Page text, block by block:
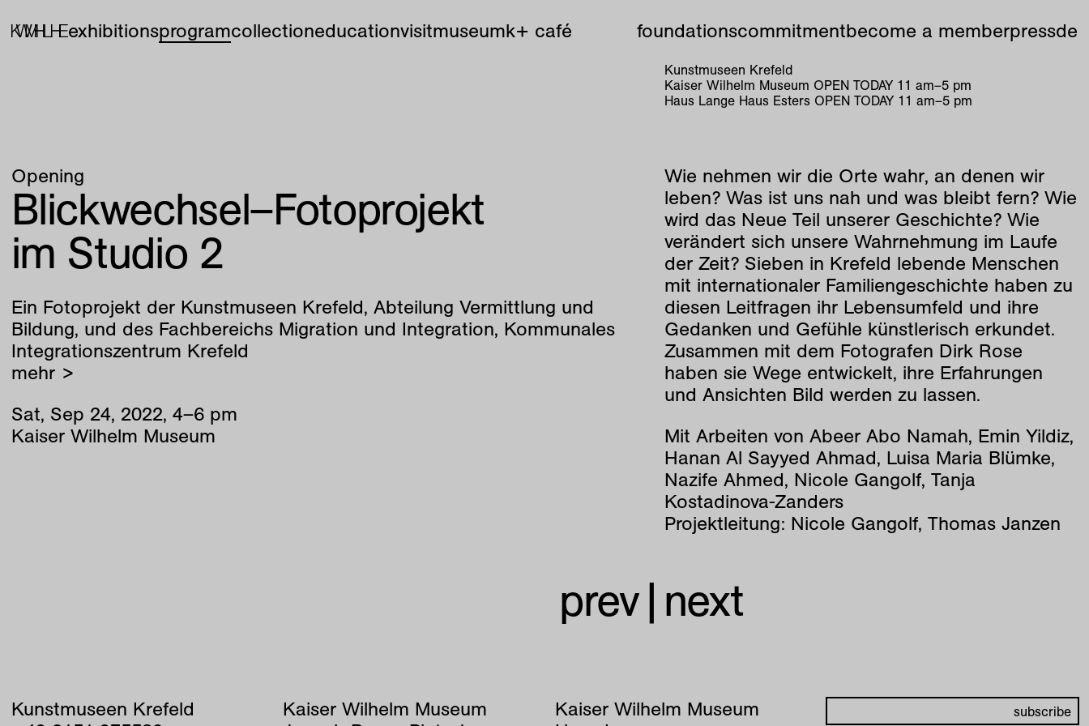
exhibitionsprogramcollectioneducationvisitmuseumk+ café foundationscommitmentbecome a memberpressde
Kunstmuseen Krefeld
Kaiser Wilhelm Museum OPEN TODAY 11 am–5 pm
Haus Lange Haus Esters OPEN TODAY 11 am–5 pm
Opening
Blickwechsel–Fotoprojekt
im Studio 2
Ein Fotoprojekt der Kunstmuseen Krefeld, Abteilung Vermittlung und
Bildung, und des Fachbereichs Migration und Integration, Kommunales
Integrationszentrum Krefeld
mehr >
Sat, Sep 24, 2022, 4–6 pm
Kaiser Wilhelm Museum
Wie nehmen wir die Orte wahr, an denen wir
leben? Was ist uns nah und was bleibt fern? Wie
wird das Neue Teil unserer Geschichte? Wie
verändert sich unsere Wahrnehmung im Laufe
der Zeit? Sieben in Krefeld lebende Menschen
mit internationaler Familiengeschichte haben zu
diesen Leitfragen ihr Lebensumfeld und ihre
Gedanken und Gefühle künstlerisch erkundet.
Zusammen mit dem Fotografen Dirk Rose
haben sie Wege entwickelt, ihre Erfahrungen
und Ansichten Bild werden zu lassen.
Mit Arbeiten von Abeer Abo Namah, Emin Yildiz,
Hanan Al Sayyed Ahmad, Luisa Maria Blümke,
Nazife Ahmed, Nicole Gangolf, Tanja
Kostadinova-Zanders
Projektleitung: Nicole Gangolf, Thomas Janzen
prev| next
Kunstmuseen Krefeld
Kaiser Wilhelm Museum
Kaiser Wilhelm Museum